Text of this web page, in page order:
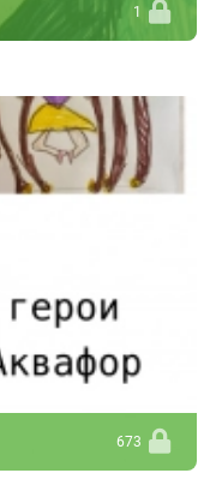
1
673